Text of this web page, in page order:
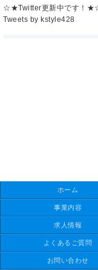
☆★Twitter更新中です！
Tweets by kstyle428
ホーム
事業内容
求人情報
よくあるご質問
お問い合わせ